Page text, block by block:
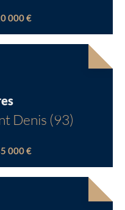
000 €
Denis (93)
000 €